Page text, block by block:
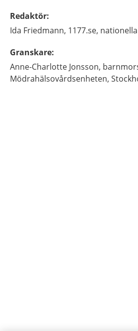
Redaktör:
Ida Friedmann, 1177.se,
Granskare:
Anne-Charlotte Jonsson,
Mödrahälsovårdsenheten,